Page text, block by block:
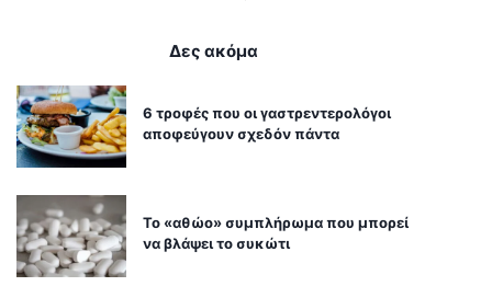
Δες ακόμα
6 τροφές που οι γαστρεντερολόγοι
αποφεύγουν σχεδόν πάντα
Το «αθώο» συμπλήρωμα που μπορεί
να βλάψει το συκώτι